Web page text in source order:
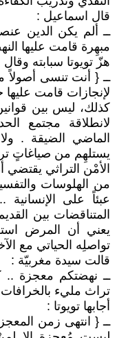
قال اسماعيل :
ــ ألم يكن الدين
مبهِرة قامت عليها
هزّ تويوتا سبابته وقال
ــ { أنت تنسى
لإنجازات قامت
كذلك، ليس بين
لانطلاقة مجتمع
الماضي الضيقة .
يستلهِم من صياغاتٍ
الأمْن التراثي يقتضي
من الهلوسات
عبئاً على
المتناقضات بين
يعني أن المرض
تواصلِه الحياتي مع
قالت سيدة مغربيّة :
ــ نهضتكم معجزة
تراث مليء
أجابها تويوتا :
ــ { انتهى زمن